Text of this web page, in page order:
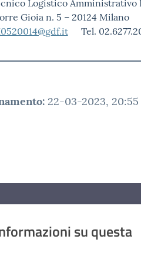
Logistico Amministrativo
Gioia n. 5 – 20124 Milano
Tel.
: 22-03-2023, 20:55
su questa